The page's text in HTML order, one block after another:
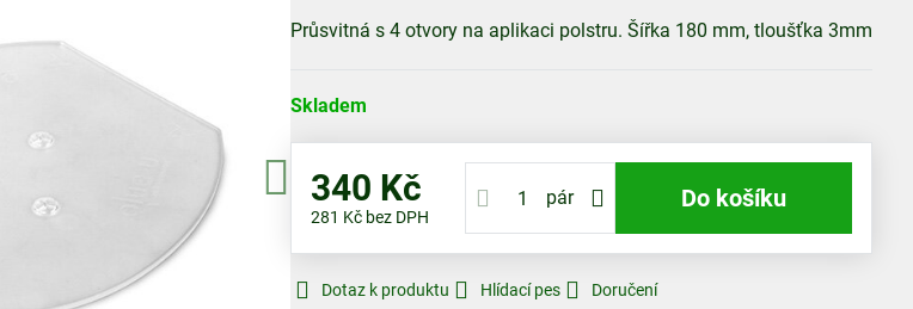
Průsvitná s 4 otvory na aplikaci polstru. Šířka 180 mm, tloušťka 3mm
Skladem
340 Kč
281 Kč bez DPH
pár Do košíku
Dotaz k produktu Hlídací pes Doručení